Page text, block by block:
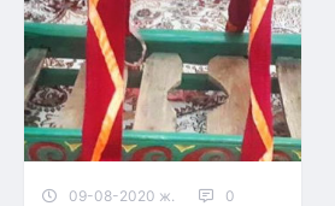
09-08-2020 ж. 0